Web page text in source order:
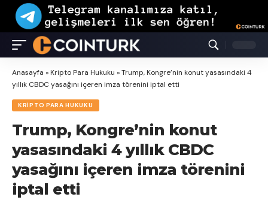
Anasayfa »Kripto Para Hukuku »Trump, Kongre’nin konut yasasındaki 4
yıllık CBDC yasağını içeren imza törenini iptal etti
KRIPTO PARA HUKUKU
Trump, Kongre’nin konut
yasasındaki 4 yıllık CBDC
yasağını içeren imza törenini
iptal etti